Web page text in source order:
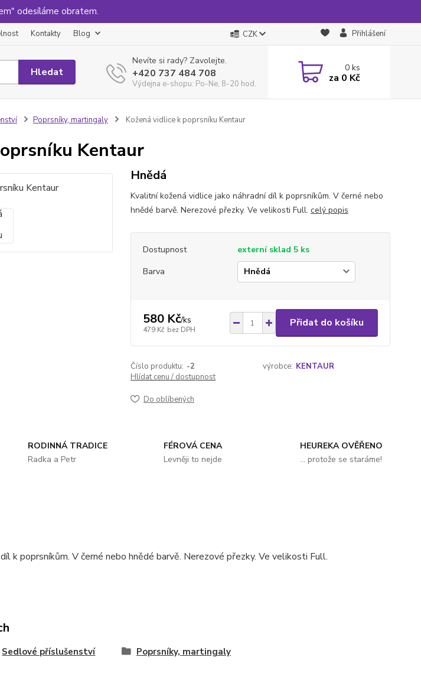
odesíláme obratem.
Kontakty Blog CZK Přihlášení
Hledat
Nevíte si rady? Zavolejte.
+420 737 484 708
Výdejna e-shopu: Po-Ne, 8-20 hod.
0ks
za 0 Kč
Poprsníky, martingaly Kožená vidlice k poprsníku Kentaur
Kentaur
Hnědá
Kvalitní kožená vidlice jako náhradní díl k poprsníkům. V černé nebo
hnědé barvě. Nerezové přezky. Ve velikosti Full. celý popis
Dostupnost
externí sklad 5 ks
Barva
580 Kč/ks
479 Kč bez DPH
Přidat do košíku
Číslo produktu: -2 výrobce: KENTAUR
Hlídat cenu / dostupnost
Do oblíbených
RODINNÁ TRADICE
Radka a Petr
FÉROVÁ CENA
Levněji to nejde
HEUREKA OVĚŘENO
... protože se staráme!
k poprsníkům. V černé nebo hnědé barvě. Nerezové přezky. Ve velikosti Full.
Sedlové příslušenství Poprsníky, martingaly